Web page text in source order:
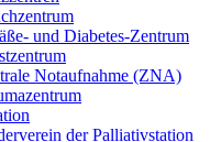
und Diabetes-Zentrum
Notaufnahme (ZNA)
der Palliativstation